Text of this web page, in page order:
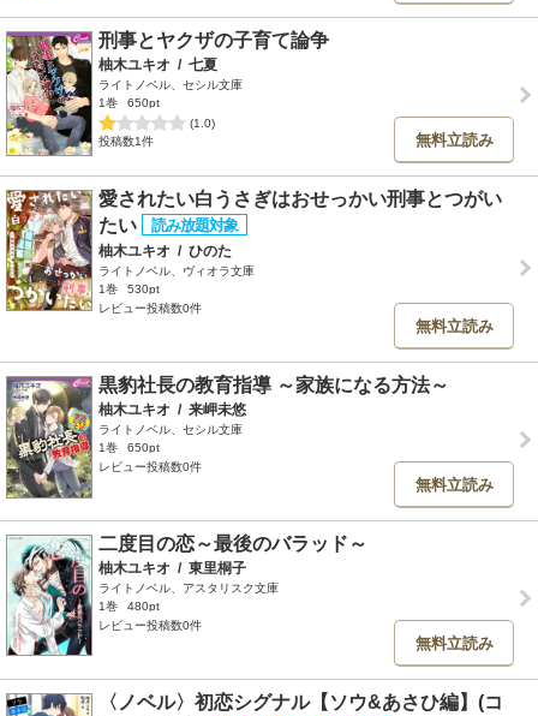
刑事とヤクザの子育て論争
柚木ユキオ / 七夏
ライトノベル、セシル文庫
1巻
650pt
(1.0)
投稿数1件
無料立読み
愛されたい白うさぎはおせっかい刑事とつがい
たい
柚木ユキオ / ひのた
ライトノベル、ヴィオラ文庫
1巻
530pt
レビュー投稿数0件
無料立読み
黒豹社長の教育指導 ～家族になる方法～
柚木ユキオ / 来岬未悠
ライトノベル、セシル文庫
1巻
650pt
レビュー投稿数0件
無料立読み
二度目の恋～最後のバラッド～
柚木ユキオ / 東里桐子
ライトノベル、アスタリスク文庫
1巻
480pt
レビュー投稿数0件
無料立読み
〈ノベル〉初恋シグナル【ソウ&あさひ編】(コ